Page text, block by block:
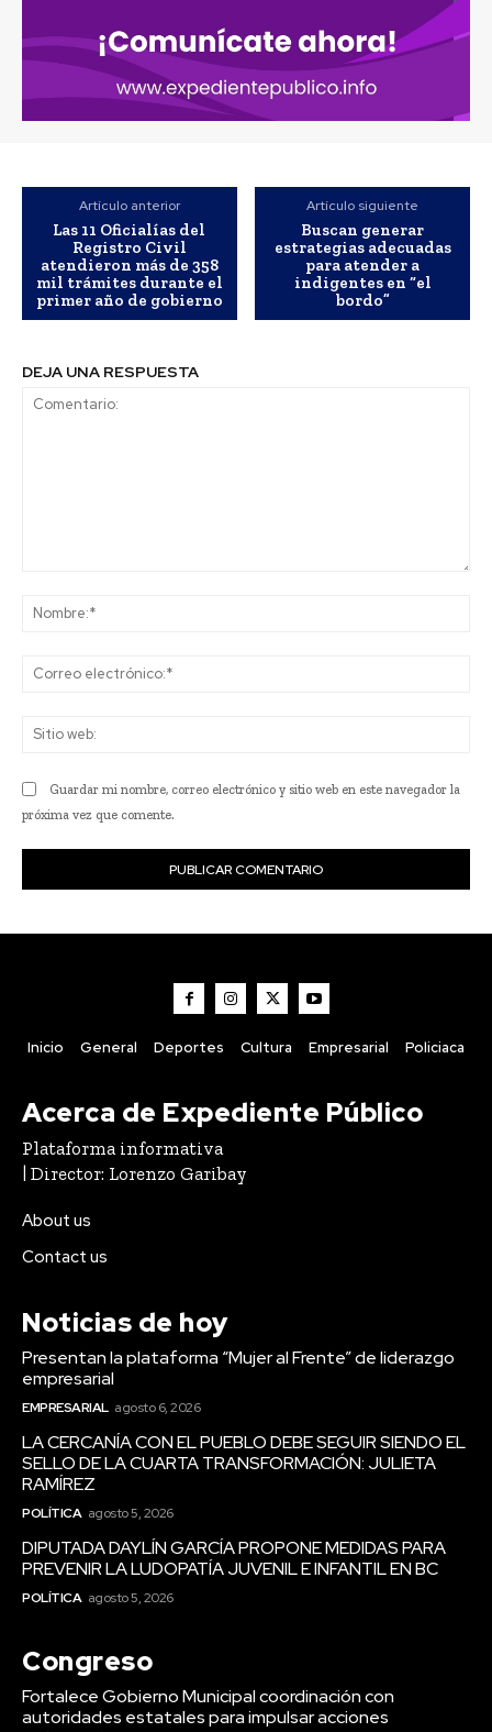
Artículo anterior
Las 11 Oficialías del
Registro Civil
atendieron más de 358
mil trámites durante el
primer año de gobierno
Artículo siguiente
Buscan generar
estrategias adecuadas
para atender a
indigentes en “el
bordo”
DEJA UNA RESPUESTA
Guardar mi nombre, correo electrónico y sitio web en este navegador la
próxima vez que comente.
Inicio General Deportes Cultura Empresarial Policiaca
Acerca de Expediente Público
Plataforma informativa
| Director: Lorenzo Garibay
About us
Contact us
Noticias de hoy
Presentan la plataforma “Mujer al Frente” de liderazgo
empresarial
EMPRESARIAL agosto 6, 2026
LA CERCANÍA CON EL PUEBLO DEBE SEGUIR SIENDO EL
SELLO DE LA CUARTA TRANSFORMACIÓN: JULIETA
RAMÍREZ
POLÍTICA agosto 5, 2026
DIPUTADA DAYLÍN GARCÍA PROPONE MEDIDAS PARA
PREVENIR LA LUDOPATÍA JUVENIL E INFANTIL EN BC
POLÍTICA agosto 5, 2026
Congreso
Fortalece Gobierno Municipal coordinación con
autoridades estatales para impulsar acciones